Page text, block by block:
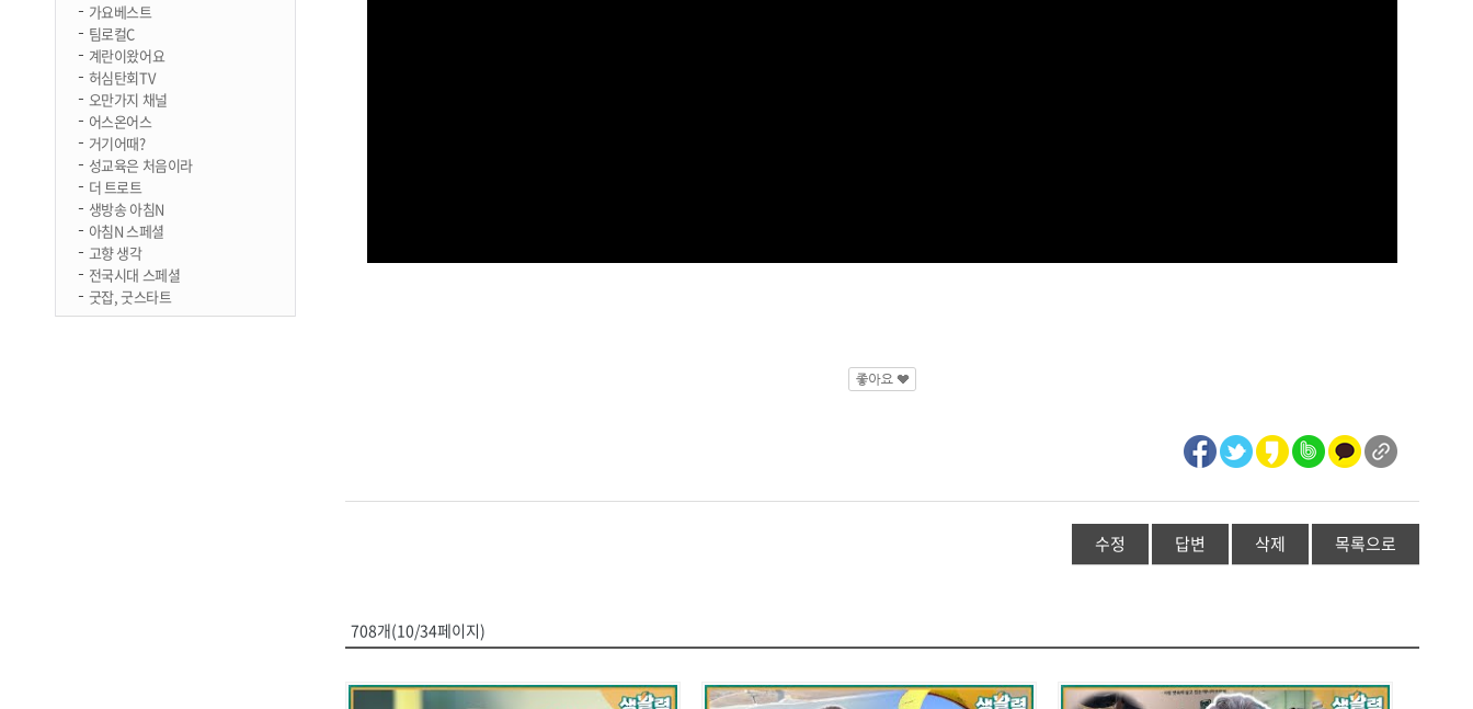
가요베스트
팀로컬C
계란이왔어요
허심탄회TV
오만가지 채널
어스온어스
거기어때?
성교육은 처음이라
더 트로트
생방송 아침N
아침N 스페셜
고향 생각
전국시대 스페셜
굿잡, 굿스타트
수정 답변 삭제 목록으로
708개(10/34페이지)